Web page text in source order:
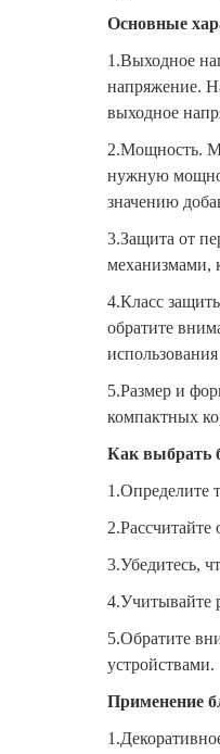
Основные
1.Выходное
напряжение.
выходное
2.Мощность.
нужную
значению
3.Защита от
механизмами,
4.Класс
обратите
5.Размер и
компактных
Как выбрать
1.Определите
3.Убедитесь,
4.Учитывайте
5.Обратите
устройствами.
Применение